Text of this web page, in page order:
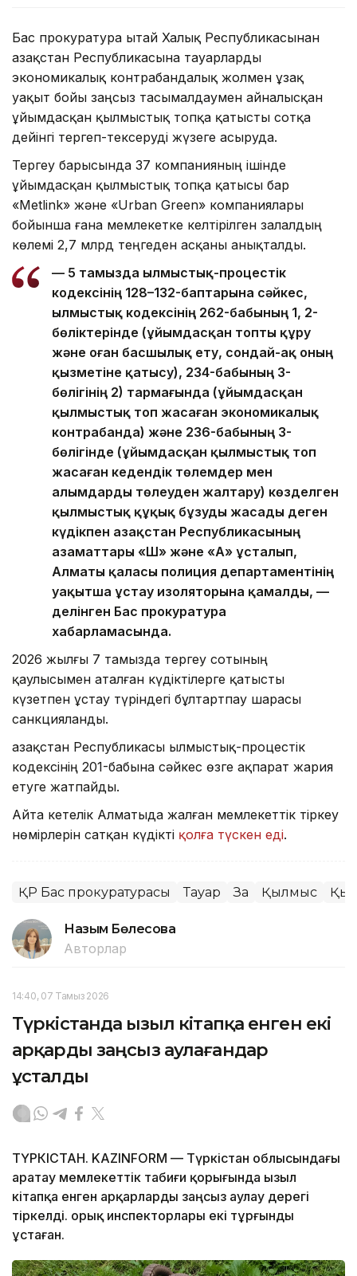
Бас прокуратура Қытай Халық Республикасынан
Қазақстан Республикасына тауарларды
экономикалық контрабандалық жолмен ұзақ
уақыт бойы заңсыз тасымалдаумен айналысқан
ұйымдасқан қылмыстық топқа қатысты сотқа
дейінгі тергеп-тексеруді жүзеге асыруда.
Тергеу барысында 37 компанияның ішінде
ұйымдасқан қылмыстық топқа қатысы бар
«Metlink» және «Urban Green» компаниялары
бойынша ғана мемлекетке келтірілген залалдың
көлемі 2,7 млрд теңгеден асқаны анықталды.
— 5 тамызда Қылмыстық-процестік
кодексінің 128–132-баптарына сәйкес,
Қылмыстық кодексінің 262-бабының 1, 2-
бөліктерінде (ұйымдасқан топты құру
және оған басшылық ету, сондай-ақ оның
қызметіне қатысу), 234-бабының 3-
бөлігінің 2) тармағында (ұйымдасқан
қылмыстық топ жасаған экономикалық
контрабанда) және 236-бабының 3-
бөлігінде (ұйымдасқан қылмыстық топ
жасаған кедендік төлемдер мен
алымдарды төлеуден жалтару) көзделген
қылмыстық құқық бұзуды жасады деген
күдікпен Қазақстан Республикасының
азаматтары «Ш» және «А» ұсталып,
Алматы қаласы полиция департаментінің
уақытша ұстау изоляторына қамалды, —
делінген Бас прокуратура
хабарламасында.
2026 жылғы 7 тамызда тергеу сотының
қаулысымен аталған күдіктілерге қатысты
күзетпен ұстау түріндегі бұлтартпау шарасы
санкцияланды.
Қазақстан Республикасы Қылмыстық-процестік
кодексінің 201-бабына сәйкес өзге ақпарат жария
етуге жатпайды.
Айта кетелік Алматыда жалған мемлекеттік тіркеу
нөмірлерін сатқан күдікті қолға түскен еді.
ҚР Бас прокуратурасы Тауар Заң Қылмыс
Назым Бөлесова
Авторлар
14:40, 07 Тамыз 2026
Түркістанда Қызыл кітапқа енген екі
арқарды заңсыз аулағандар
ұсталды
ТҮРКІСТАН. KAZINFORM — Түркістан облысындағы
Қаратау мемлекеттік табиғи қорығында Қызыл
кітапқа енген арқарларды заңсыз аулау дерегі
тіркелді. Қорық инспекторлары екі тұрғынды
ұстаған.